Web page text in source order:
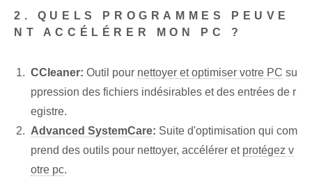
2. QUELS PROGRAMMES PEUVE
NT ACCÉLÉRER MON PC ?
CCleaner: Outil pour nettoyer et optimiser votre PC su
ppression des fichiers indésirables et des entrées de r
egistre.
Advanced SystemCare: Suite d'optimisation qui com
prend des outils pour nettoyer, accélérer et protégez v
otre pc.